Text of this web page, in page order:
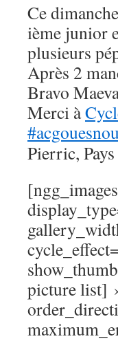
Ce
ième junior
plusieurs
Après 2
Bravo
Merci à
#acgouesnou
Pierric,
picture list]